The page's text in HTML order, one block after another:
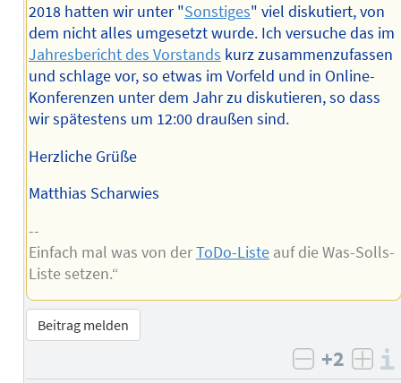
2018 hatten wir unter "Sonstiges" viel diskutiert, von
dem nicht alles umgesetzt wurde. Ich versuche das im
Jahresbericht des Vorstands kurz zusammenzufassen
und schlage vor, so etwas im Vorfeld und in Online-
Konferenzen unter dem Jahr zu diskutieren, so dass
wir spätestens um 12:00 draußen sind.
Herzliche Grüße
Matthias Scharwies
--
Einfach mal was von derToDo-Listeauf die Was-Solls-
Liste setzen.“
Beitrag melden
negativ
+2